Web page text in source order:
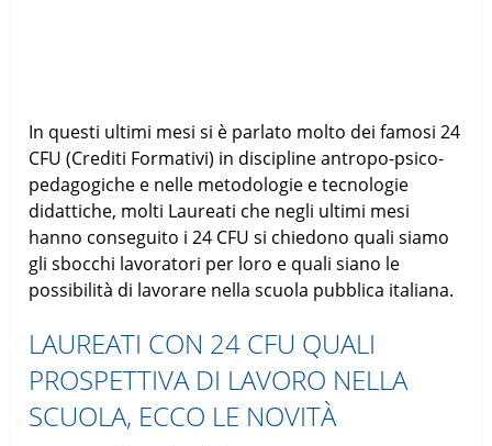
In questi ultimi mesi si è parlato molto dei famosi 24
CFU (Crediti Formativi) in discipline antropo-psico-
pedagogiche e nelle metodologie e tecnologie
didattiche, molti Laureati che negli ultimi mesi
hanno conseguito i 24 CFU si chiedono quali siamo
gli sbocchi lavoratori per loro e quali siano le
possibilità di lavorare nella scuola pubblica italiana.
LAUREATI CON 24 CFU QUALI
PROSPETTIVA DI LAVORO NELLA
SCUOLA, ECCO LE NOVITÀ